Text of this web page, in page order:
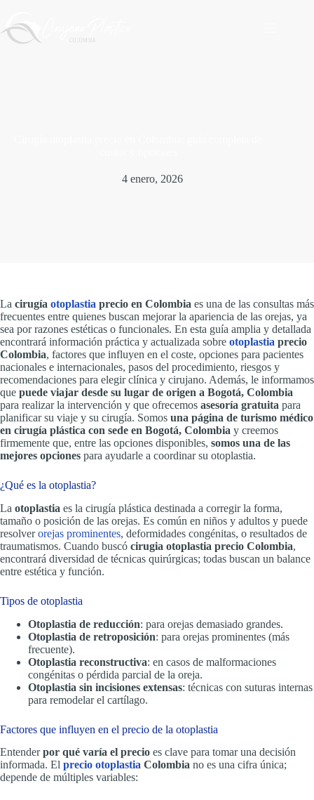
contenido
4 enero, 2026
La cirugía otoplastia precio en Colombia es una de las consultas más
frecuentes entre quienes buscan mejorar la apariencia de las orejas, ya
sea por razones estéticas o funcionales. En esta guía amplia y detallada
encontrará información práctica y actualizada sobre otoplastia precio
Colombia, factores que influyen en el coste, opciones para pacientes
nacionales e internacionales, pasos del procedimiento, riesgos y
recomendaciones para elegir clínica y cirujano. Además, le informamos
que puede viajar desde su lugar de origen a Bogotá, Colombia
para realizar la intervención y que ofrecemos asesoría gratuita para
planificar su viaje y su cirugía. Somos una página de turismo médico
en cirugía plástica con sede en Bogotá, Colombia y creemos
firmemente que, entre las opciones disponibles, somos una de las
mejores opciones para ayudarle a coordinar su otoplastia.
¿Qué es la otoplastia?
La otoplastia es la cirugía plástica destinada a corregir la forma,
tamaño o posición de las orejas. Es común en niños y adultos y puede
resolverorejas prominentes, deformidades congénitas, o resultados de
traumatismos. Cuando buscó cirugia otoplastia precio Colombia,
encontrará diversidad de técnicas quirúrgicas; todas buscan un balance
entre estética y función.
Tipos de otoplastia
Otoplastia de reducción: para orejas demasiado grandes.
Otoplastia de retroposición: para orejas prominentes (más
frecuente).
Otoplastia reconstructiva: en casos de malformaciones
congénitas o pérdida parcial de la oreja.
Otoplastia sin incisiones extensas: técnicas con suturas internas
para remodelar el cartílago.
Factores que influyen en el precio de la otoplastia
Entenderpor qué varía el precio es clave para tomar una decisión
informada. El precio otoplastia Colombia no es una cifra única;
depende de múltiples variables: